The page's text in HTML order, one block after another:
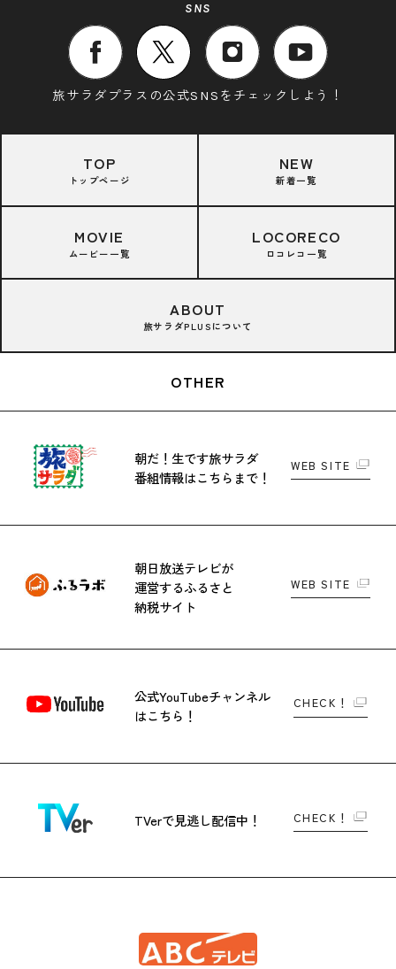
SNS
旅サラダプラスの公式SNSをチェックしよう！
TOP
トップページ
NEW
新着一覧
MOVIE
ムービー一覧
LOCORECO
ロコレコ一覧
ABOUT
旅サラダPLUSについて
OTHER
朝だ！生です旅サラダ
番組情報はこちらまで！
WEB SITE
朝日放送テレビが
運営するふるさと
納税サイト
WEB SITE
公式YouTubeチャンネル
はこちら！
CHECK！
TVerで見逃し配信中！ CHECK！